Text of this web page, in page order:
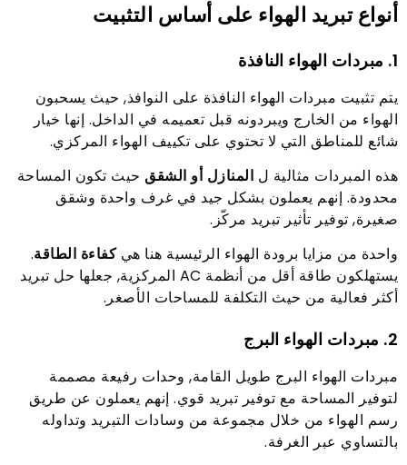
أنواع تبريد الهواء على أساس التثبيت
1. مبردات الهواء النافذة
يتم تثبيت مبردات الهواء النافذة على النوافذ, حيث يسحبون
الهواء من الخارج ويبردونه قبل تعميمه في الداخل. إنها خيار
شائع للمناطق التي لا تحتوي على تكييف الهواء المركزي.
هذه المبردات مثالية ل المنازل أو الشقق حيث تكون المساحة
محدودة. إنهم يعملون بشكل جيد في غرف واحدة وشقق
صغيرة, توفير تأثير تبريد مركّز.
واحدة من مزايا برودة الهواء الرئيسية هنا هيكفاءة الطاقة.
يستهلكون طاقة أقل من أنظمة AC المركزية, جعلها حل تبريد
أكثر فعالية من حيث التكلفة للمساحات الأصغر.
2. مبردات الهواء البرج
مبردات الهواء البرج طويل القامة, وحدات رفيعة مصممة
لتوفير المساحة مع توفير تبريد قوي. إنهم يعملون عن طريق
رسم الهواء من خلال مجموعة من وسادات التبريد وتداوله
بالتساوي عبر الغرفة.